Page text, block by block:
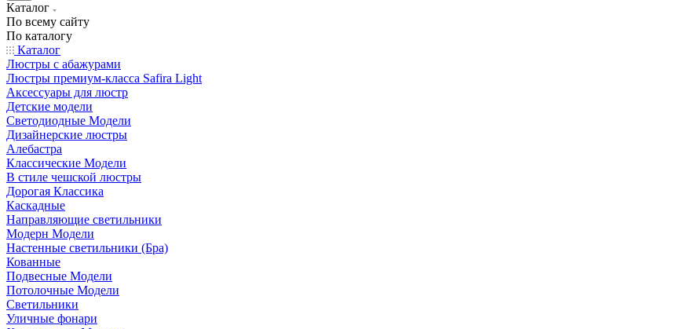
Каталог
По всему сайту
По каталогу
Каталог
Люстры с абажурами
Люстры премиум-класса Safira Light
Аксессуары для люстр
Детские модели
Светодиодные Модели
Дизайнерские люстры
Алебастра
Классические Модели
В стиле чешской люстры
Дорогая Классика
Каскадные
Направляющие светильники
Модерн Модели
Настенные светильники (Бра)
Кованные
Подвесные Модели
Потолочные Модели
Светильники
Уличные фонари